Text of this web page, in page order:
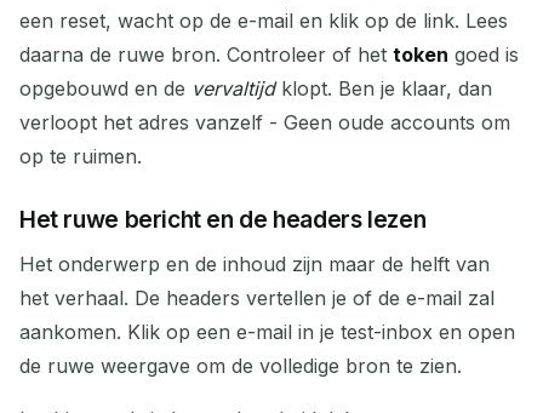
een reset, wacht op de e-mail en klik op de link. Lees
daarna de ruwe bron. Controleer of het token goed is
opgebouwd en de vervaltijdklopt. Ben je klaar, dan
verloopt het adres vanzelf - Geen oude accounts om
op te ruimen.
Het ruwe bericht en de headers lezen
Het onderwerp en de inhoud zijn maar de helft van
het verhaal. De headers vertellen je of de e-mail zal
aankomen. Klik op een e-mail in je test-inbox en open
de ruwe weergave om de volledige bron te zien.